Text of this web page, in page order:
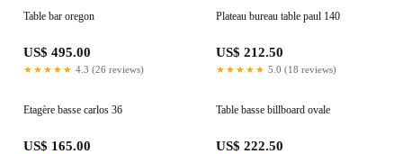
Table bar oregon
US$ 495.00
★★★★★ 4.3 (26 reviews)
Plateau bureau table paul 140
US$ 212.50
★★★★★ 5.0 (18 reviews)
Etagère basse carlos 36
US$ 165.00
Table basse billboard ovale
US$ 222.50